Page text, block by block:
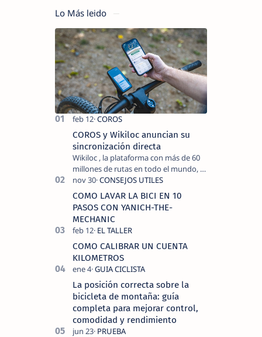
Lo Más leido
COROS y Wikiloc anuncian su
sincronización directa
Wikiloc , la plataforma con más de 60
millones de rutas en todo el mundo, y
COROS , marca de dispositivos GPS
reconocida mundialmente por su
tecnolo…
COMO LAVAR LA BICI EN 10
PASOS CON YANICH-THE-
MECHANIC
COMO CALIBRAR UN CUENTA
KILOMETROS
La posición correcta sobre la
bicicleta de montaña: guía
completa para mejorar control,
comodidad y rendimiento